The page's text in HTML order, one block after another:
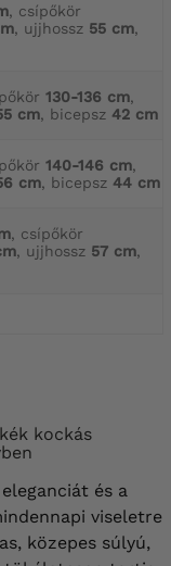
, csípőkör
, ujjhossz 55 cm,
130-136 cm,
cm, bicepsz 42 cm
140-146 cm,
cm, bicepsz 44 cm
, csípőkör
, ujjhossz 57 cm,
és a
viseletre
közepes súlyú,